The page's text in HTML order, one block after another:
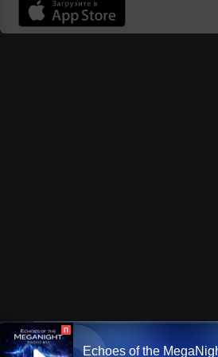
П
Echoes of the